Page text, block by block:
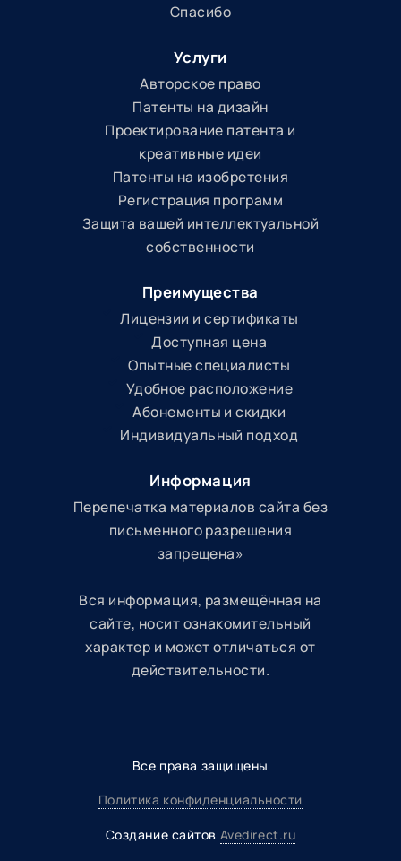
Спасибо
Услуги
Авторское право
Патенты на дизайн
Проектирование патента и
креативные идеи
Патенты на изобретения
Регистрация программ
Защита вашей интеллектуальной
собственности
Преимущества
Лицензии и сертификаты
Доступная цена
Опытные специалисты
Удобное расположение
Абонементы и скидки
Индивидуальный подход
Информация
Перепечатка материалов сайта без
письменного разрешения
запрещена»
Вся информация, размещённая на
сайте, носит ознакомительный
характер и может отличаться от
действительности.
Все права защищены
Политика конфиденциальности
Создание сайтов Avedirect.ru